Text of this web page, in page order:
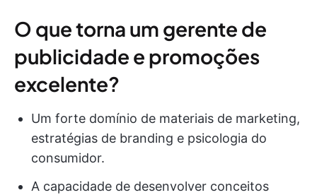
O que torna um gerente de
publicidade e promoções
excelente?
Um forte domínio de materiais de marketing,
estratégias de branding e psicologia do
consumidor.
A capacidade de desenvolver conceitos